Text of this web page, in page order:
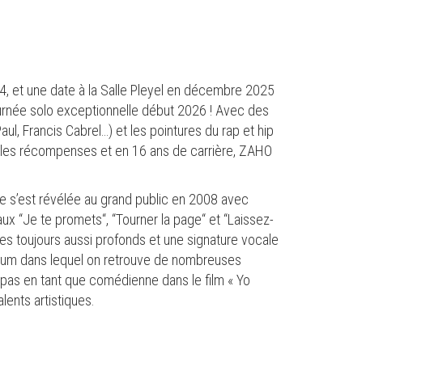
et une date à la Salle Pleyel en décembre 2025
solo exceptionnelle début 2026 ! Avec des
Francis Cabrel…) et les pointures du rap et hip
récompenses et en 16 ans de carrière, ZAHO
révélée au grand public en 2008 avec
“Je te promets“, “Tourner la page“ et “Laissez-
toujours aussi profonds et une signature vocale
dans lequel on retrouve de nombreuses
en tant que comédienne dans le film « Yo
artistiques.